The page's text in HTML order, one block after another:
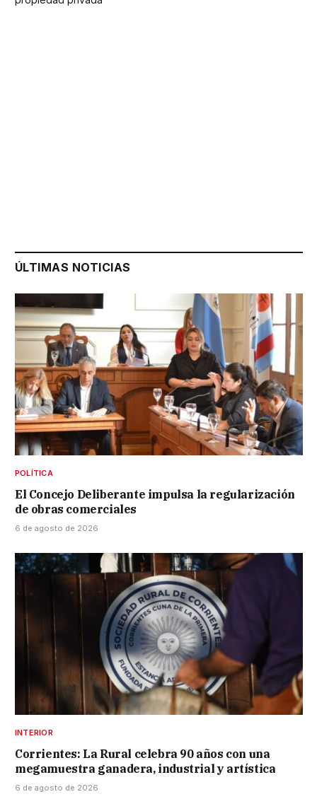
ÚLTIMAS NOTICIAS
POLÍTICA
El Concejo Deliberante impulsa la regularización
de obras comerciales
6 de agosto de 2026
INTERIOR
Corrientes: La Rural celebra 90 años con una
megamuestra ganadera, industrial y artística
6 de agosto de 2026